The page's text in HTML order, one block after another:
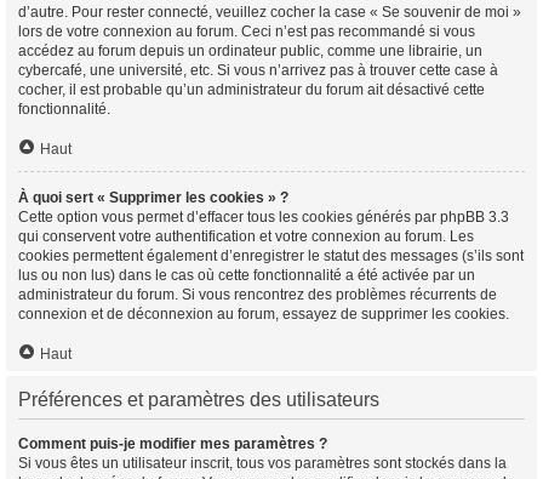
d’autre. Pour rester connecté, veuillez cocher la case « Se souvenir de moi »
lors de votre connexion au forum. Ceci n’est pas recommandé si vous
accédez au forum depuis un ordinateur public, comme une librairie, un
cybercafé, une université, etc. Si vous n’arrivez pas à trouver cette case à
cocher, il est probable qu’un administrateur du forum ait désactivé cette
fonctionnalité.
Haut
À quoi sert « Supprimer les cookies » ?
Cette option vous permet d’effacer tous les cookies générés par phpBB 3.3
qui conservent votre authentification et votre connexion au forum. Les
cookies permettent également d’enregistrer le statut des messages (s’ils sont
lus ou non lus) dans le cas où cette fonctionnalité a été activée par un
administrateur du forum. Si vous rencontrez des problèmes récurrents de
connexion et de déconnexion au forum, essayez de supprimer les cookies.
Haut
Préférences et paramètres des utilisateurs
Comment puis-je modifier mes paramètres ?
Si vous êtes un utilisateur inscrit, tous vos paramètres sont stockés dans la